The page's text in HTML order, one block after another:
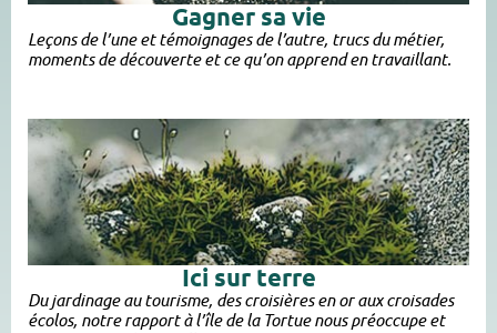
Gagner sa vie
Leçons de l’une et témoignages de l’autre, trucs du métier,
moments de découverte et ce qu’on apprend en travaillant.
Ici sur terre
Du jardinage au tourisme, des croisières en or aux croisades
écolos, notre rapport à l’île de la Tortue nous préoccupe et